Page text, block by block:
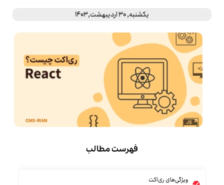
یکشنبه, 30 اردیبهشت,1403
فهرست مطالب
ویژگی‌های ری‌اکت